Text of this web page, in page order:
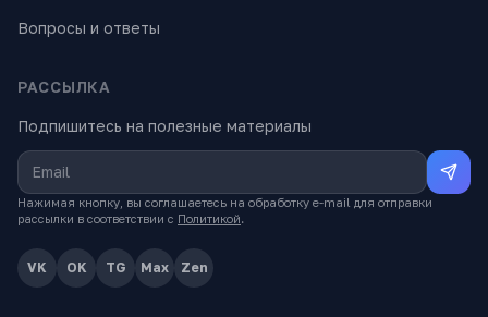
Вопросы и ответы
РАССЫЛКА
Подпишитесь на полезные материалы
Нажимая кнопку, вы соглашаетесь на обработку e-mail для отправки
рассылки в соответствии с Политикой.
VK OK TG Max Zen